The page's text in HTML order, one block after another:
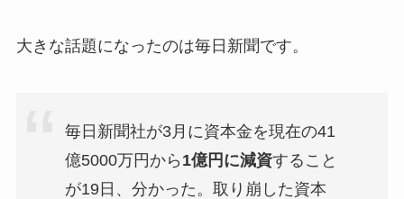
大きな話題になったのは毎日新聞です。
毎日新聞社が3月に資本金を現在の41
億5000万円から 1億円に減資すること
が19日、分かった。取り崩した資本